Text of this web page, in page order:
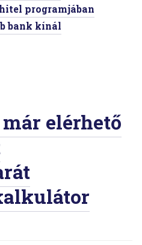
programjában
bank kínál
elérhető